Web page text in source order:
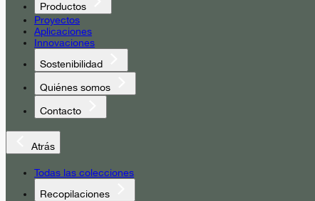
Productos
Proyectos
Aplicaciones
Innovaciones
Sostenibilidad
Quiénes somos
Contacto
Atrás
Todas las colecciones
Recopilaciones